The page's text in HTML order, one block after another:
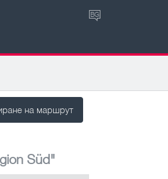
BG
на маршрут
Süd"